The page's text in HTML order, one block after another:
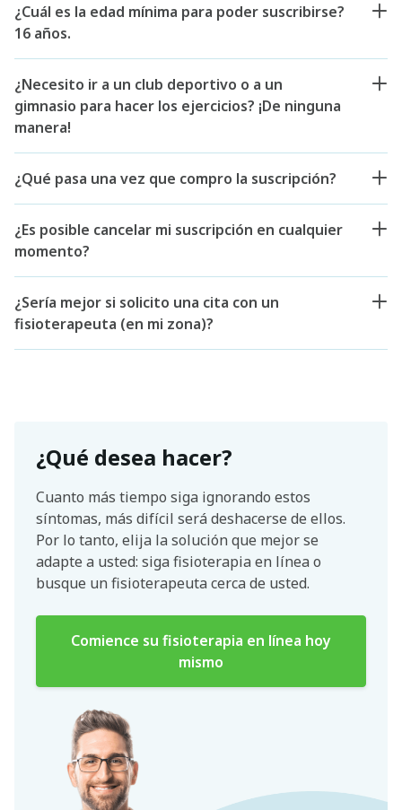
¿Cuál es la edad mínima para poder suscribirse?
16 años.
¿Necesito ir a un club deportivo o a un
gimnasio para hacer los ejercicios? ¡De ninguna
manera!
¿Qué pasa una vez que compro la suscripción?
¿Es posible cancelar mi suscripción en cualquier
momento?
¿Sería mejor si solicito una cita con un
fisioterapeuta (en mi zona)?
¿Qué desea hacer?
Cuanto más tiempo siga ignorando estos
síntomas, más difícil será deshacerse de ellos.
Por lo tanto, elija la solución que mejor se
adapte a usted: siga fisioterapia en línea o
busque un fisioterapeuta cerca de usted.
Comience su fisioterapia en línea hoy
mismo